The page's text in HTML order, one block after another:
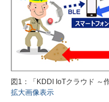
図1：「KDDI IoTクラウド ～
拡大画像表示